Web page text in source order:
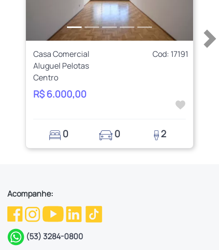
Casa Comercial
Cod: 17191
Aluguel Pelotas
Centro
R$ 6.000,00
0 0 2
Acompanhe:
(53) 3284-0800